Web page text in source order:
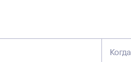
Когда